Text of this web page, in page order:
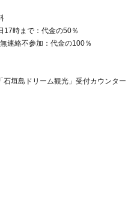
17時まで：代金の50％
連絡不参加：代金の100％
垣島ドリーム観光」受付カウンター